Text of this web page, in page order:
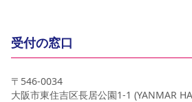
受付の窓口
〒546-0034
大阪市東住吉区長居公園1-1 (YANMAR